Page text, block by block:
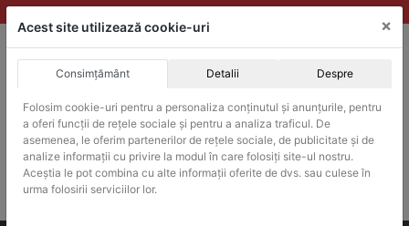
Skip
to
ACHIZITII PUBLICE
Produsele pot fi achizitionate si in sistemul SEAP / SICAP
Products
search
CAUTARE
Acest site utilizează cookie-uri ×
Consimțământ Detalii Despre
Folosim cookie-uri pentru a personaliza conținutul și anunțurile, pentru
a oferi funcții de rețele sociale și pentru a analiza traficul. De
asemenea, le oferim partenerilor de rețele sociale, de publicitate și de
analize informații cu privire la modul în care folosiți site-ul nostru.
Aceștia le pot combina cu alte informații oferite de dvs. sau culese în
urma folosirii serviciilor lor.